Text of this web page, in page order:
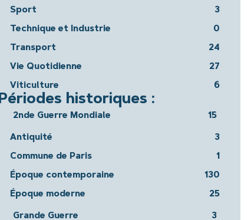
Sport 3
Technique et Industrie 0
Transport 24
Vie Quotidienne 27
Viticulture 6
Périodes historiques :
2nde Guerre Mondiale 15
Antiquité 3
Commune de Paris 1
Époque contemporaine 130
Époque moderne 25
Grande Guerre 3